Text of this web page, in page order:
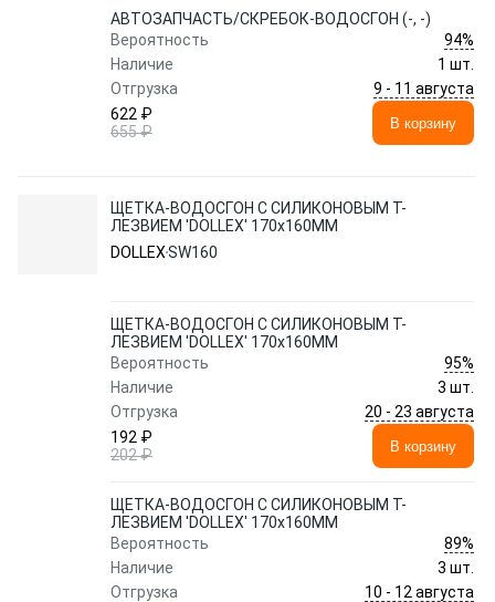
АВТОЗАПЧАСТЬ/СКРЕБОК-ВОДОСГОН (-, -)
Вероятность
94%
Наличие
1 шт.
Отгрузка
9 - 11 августа
622 ₽
655 ₽
В корзину
ЩЕТКА-ВОДОСГОН С СИЛИКОНОВЫМ Т-
ЛЕЗВИЕМ 'DOLLEX' 170x160ММ
DOLLEXSW160
ЩЕТКА-ВОДОСГОН С СИЛИКОНОВЫМ Т-
ЛЕЗВИЕМ 'DOLLEX' 170x160ММ
Вероятность
95%
Наличие
3 шт.
Отгрузка
20 - 23 августа
192 ₽
202 ₽
В корзину
ЩЕТКА-ВОДОСГОН С СИЛИКОНОВЫМ Т-
ЛЕЗВИЕМ 'DOLLEX' 170x160ММ
Вероятность
89%
Наличие
3 шт.
Отгрузка
10 - 12 августа